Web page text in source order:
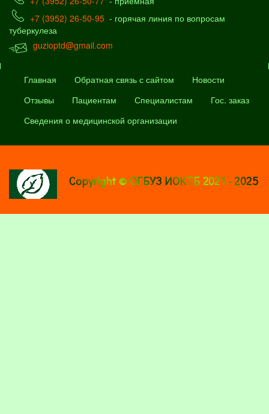
+7 (3952) 26-50-95 - горячая линия по вопросам
туберкулеза
guzioptd@gmail.com
Главная Обратная связь с сайтом
Новости
Отзывы
Пациентам Специалистам
Гос. заказ
Сведения о медицинской организации
Copyright © ОГБУЗ ИОКТБ 2021 - 2025